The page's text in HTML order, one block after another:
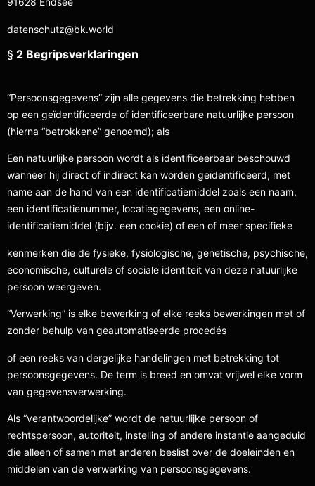
datenschutz@bk.world
§ 2 Begripsverklaringen
“Persoonsgegevens” zijn alle gegevens die betrekking hebben
op een geïdentificeerde of identificeerbare natuurlijke persoon
(hierna “betrokkene” genoemd); als
Een natuurlijke persoon wordt als identificeerbaar beschouwd
wanneer hij direct of indirect kan worden geïdentificeerd, met
name aan de hand van een identificatiemiddel zoals een naam,
een identificatienummer, locatiegegevens, een online-
identificatiemiddel (bijv. een cookie) of een of meer specifieke
kenmerken die de fysieke, fysiologische, genetische, psychische,
economische, culturele of sociale identiteit van deze natuurlijke
persoon weergeven.
“Verwerking” is elke bewerking of elke reeks bewerkingen met of
zonder behulp van geautomatiseerde procedés
of een reeks van dergelijke handelingen met betrekking tot
persoonsgegevens. De term is breed en omvat vrijwel elke vorm
van gegevensverwerking.
Als “verantwoordelijke” wordt de natuurlijke persoon of
rechtspersoon, autoriteit, instelling of andere instantie aangeduid
die alleen of samen met anderen beslist over de doeleinden en
middelen van de verwerking van persoonsgegevens.